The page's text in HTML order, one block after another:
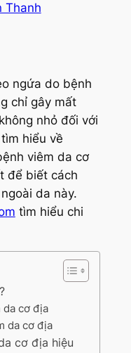
Thanh
ngứa do bệnh
chỉ gây mất
nhỏ đối với
hiểu về
viêm da cơ
để biết cách
da này.
tìm hiểu chi
da cơ địa
da cơ địa
cơ địa hiệu